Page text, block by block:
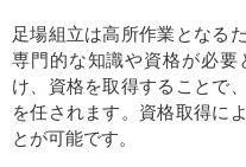
足場組立は高所作業となる
専門的な知識や資格が必要
け、資格を取得することで
を任されます。資格取得に
とが可能です。